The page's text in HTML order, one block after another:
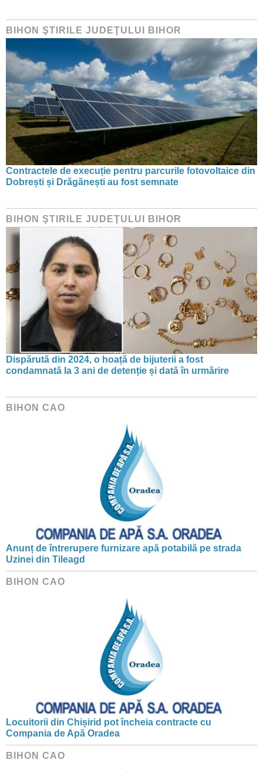
BIHON ŞTIRILE JUDEŢULUI BIHOR
Contractele de execuție pentru parcurile fotovoltaice din
Dobrești și Drăgănești au fost semnate
BIHON ŞTIRILE JUDEŢULUI BIHOR
Dispărută din 2024, o hoață de bijuterii a fost
condamnată la 3 ani de detenție și dată în urmărire
BIHON CAO
Anunț de întrerupere furnizare apă potabilă pe strada
Uzinei din Tileagd
BIHON CAO
Locuitorii din Chișirid pot încheia contracte cu
Compania de Apă Oradea
BIHON CAO